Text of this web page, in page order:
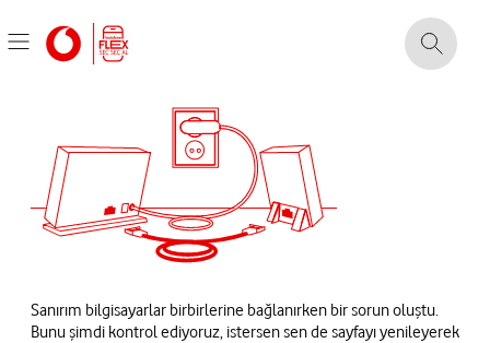
Sanırım bilgisayarlar birbirlerine bağlanırken bir sorun oluştu.
Bunu şimdi kontrol ediyoruz, istersen sen de sayfayı yenileyerek